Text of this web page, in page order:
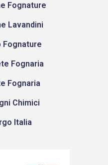
Fognature
Lavandini
Fognature
Fognaria
Fognaria
Chimici
Italia